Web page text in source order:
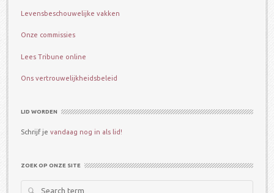
Levensbeschouwelijke vakken
Onze commissies
Lees Tribune online
Ons vertrouwelijkheidsbeleid
LID WORDEN
Schrijf je vandaag nog in als lid!
ZOEK OP ONZE SITE